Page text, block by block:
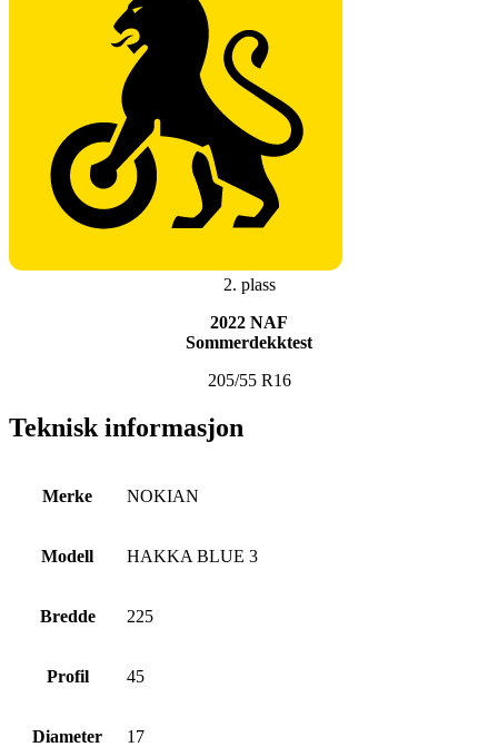
2. plass
2022 NAF
Sommerdekktest
205/55 R16
Teknisk informasjon
Merke NOKIAN
Modell HAKKA BLUE 3
Bredde 225
Profil 45
Diameter 17